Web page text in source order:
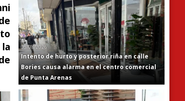
05/08/2026
Intento de hurto y posterior riña en calle
Bories causa alarma en el centro comercial
de Punta Arenas